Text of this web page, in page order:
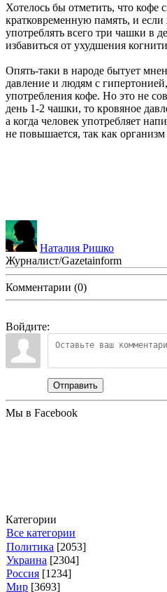
Хотелось бы отметить, что кофе
кратковременную память, и
употреблять всего три чашки в
избавиться от ухудшения
Опять-таки в народе бытует
давление и людям с
употребления кофе. Но это не
день 1-2 чашки, то кровяное
а когда человек употребляет
не повышается, так как
Наталия Ришко
Журналист/Gazetainform
Комментарии (0)
Войдите:
Отправить
Мы в Facebook
Категории
Все категории
Политика [2053]
Украина [2304]
Россия [1234]
Мир [3693]